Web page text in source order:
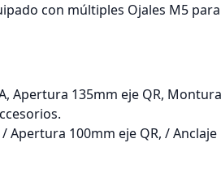
con múltiples Ojales M5
Apertura 135mm eje QR,
100mm eje QR, /